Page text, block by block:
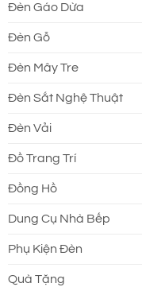
Đèn Gáo Dừa
Đèn Gỗ
Đèn Mây Tre
Đèn Sắt Nghệ Thuật
Đèn Vải
Đồ Trang Trí
Đồng Hồ
Dung Cụ Nhà Bếp
Phụ Kiện Đèn
Quà Tặng